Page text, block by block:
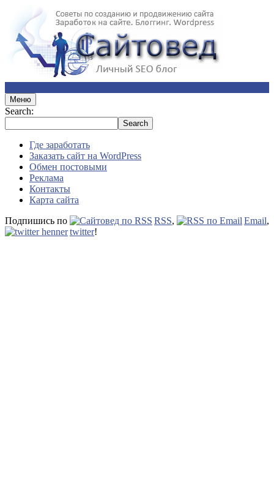
Меню
Search:
Где заработать
Заказать сайт на WordPress
Обмен постовыми
Реклама
Контакты
Карта сайта
Подпишись по
RSS, Email,
twitter!